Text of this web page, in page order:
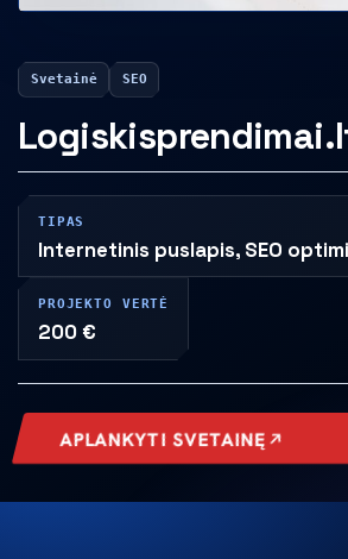
Svetainė SEO
TIPAS
Internetinis puslapis, SEO
PROJEKTO VERTĖ
200 €
APLANKYTI SVETAINĘ